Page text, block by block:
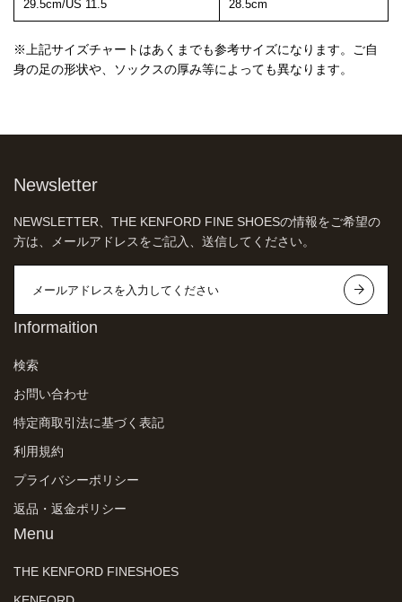
29.5cm/US 11.5 28.5cm
※上記サイズチャートはあくまでも参考サイズになります。ご自
身の足の形状や、ソックスの厚み等によっても異なります。
Newsletter
NEWSLETTER、THE KENFORD FINE SHOESの情報をご希望の
方は、メールアドレスをご記入、送信してください。
Informaition
検索
お問い合わせ
特定商取引法に基づく表記
利用規約
プライバシーポリシー
返品・返金ポリシー
Menu
THE KENFORD FINESHOES